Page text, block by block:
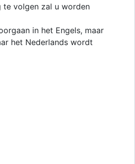
te volgen zal u worden
in het Engels, maar
het Nederlands wordt